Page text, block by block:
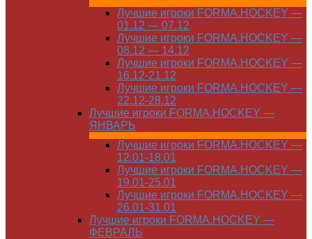
Лучшие игроки FORMA.HOCKEY —
01.12 — 07.12
Лучшие игроки FORMA.HOCKEY —
08.12 — 14.12
Лучшие игроки FORMA.HOCKEY —
16.12-21.12
Лучшие игроки FORMA.HOCKEY —
22.12-28.12
Лучшие игроки FORMA.HOCKEY —
ЯНВАРЬ
Лучшие игроки FORMA.HOCKEY —
12.01-18.01
Лучшие игроки FORMA.HOCKEY —
19.01-25.01
Лучшие игроки FORMA.HOCKEY —
26.01-31.01
Лучшие игроки FORMA.HOCKEY —
ФЕВРАЛЬ